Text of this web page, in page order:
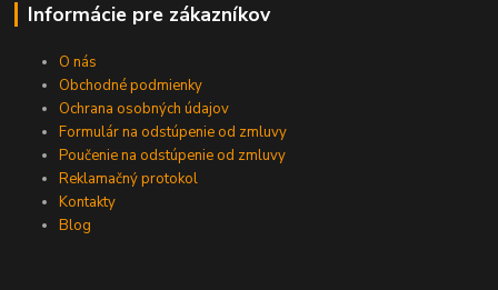
Informácie pre zákazníkov
O nás
Obchodné podmienky
Ochrana osobných údajov
Formulár na odstúpenie od zmluvy
Poučenie na odstúpenie od zmluvy
Reklamačný protokol
Kontakty
Blog